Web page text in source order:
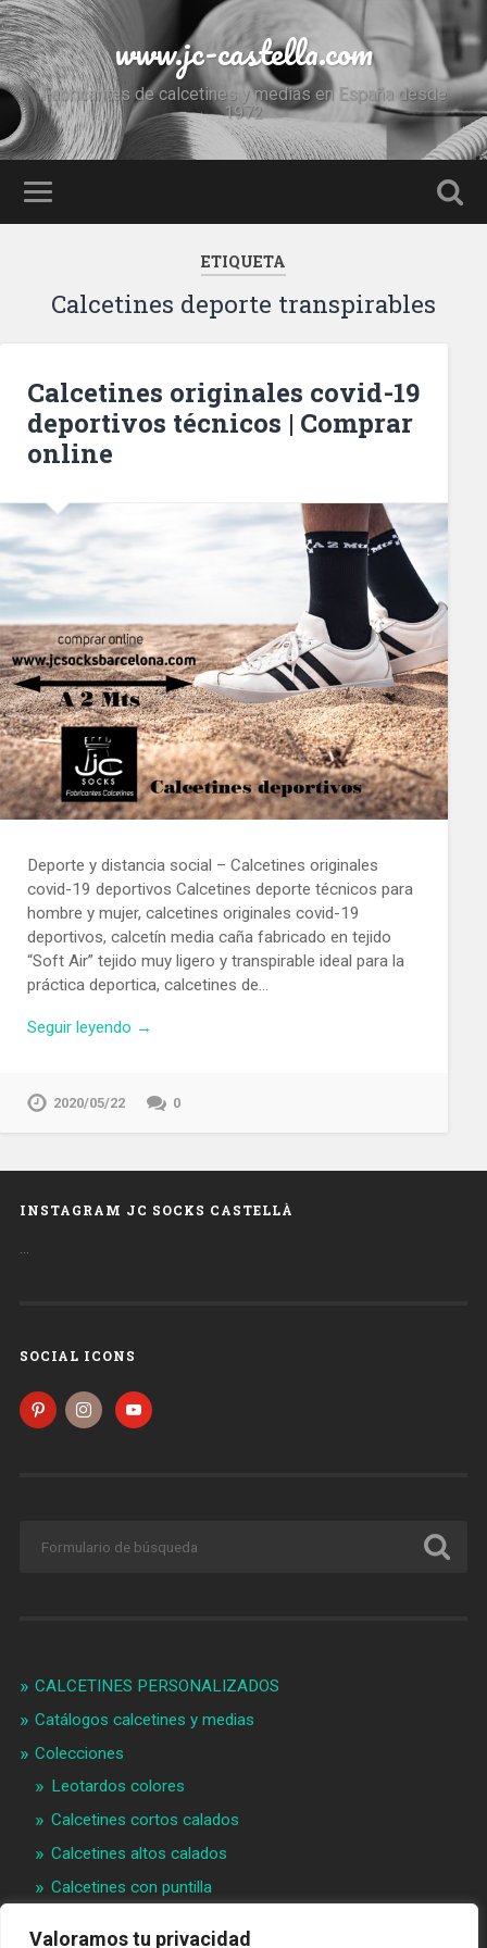
Valoramos tu privacidad
www.jc-castella.com
Fabricantes de calcetines y medias en España desde
1972
ETIQUETA
Calcetines deporte transpirables
Calcetines originales covid-19
deportivos técnicos | Comprar
online
Deporte y distancia social – Calcetines originales
covid-19 deportivos Calcetines deporte técnicos para
hombre y mujer, calcetines originales covid-19
deportivos, calcetín media caña fabricado en tejido
“Soft Air” tejido muy ligero y transpirable ideal para la
práctica deportica, calcetines de…
Seguir leyendo →
2020/05/22 0
INSTAGRAM JC SOCKS CASTELLÀ
…
SOCIAL ICONS
CALCETINES PERSONALIZADOS
Catálogos calcetines y medias
Colecciones
Leotardos colores
Calcetines cortos calados
Calcetines altos calados
Calcetines con puntilla